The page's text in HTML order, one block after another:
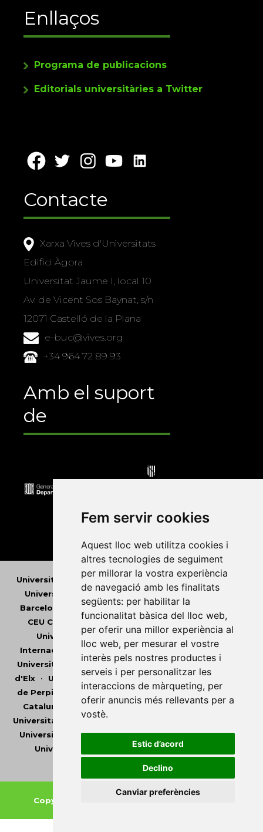
Fem servir cookies
Aquest lloc web utilitza cookies i
altres tecnologies de seguiment
per millorar la vostra experiència
de navegació amb les finalitats
següents: per habilitar la
funcionalitat bàsica del lloc web,
per oferir una millor experiència al
lloc web, per mesurar el vostre
interès pels nostres productes i
serveis i per personalitzar les
interaccions de màrqueting, per
oferir anuncis més rellevants per a
vostè.
Estic d’acord
Declino
Canviar preferències
Enllaços
Programa de publicacions
Editorials universitàries a Twitter
Contacte
Xarxa Vives d'Universitats
Edifici Àgora
Universitat Jaume I, local 10
Av. de Vicent Sos Baynat, s/n
12071 Castelló de la Plana
e-buc@vives.org
+34 964 72 89 93
Amb el suport
de
Universitat Abat Oliba CEU • Universitat d'Alacant
Universitat d'Andorra•Universitat Autònoma de
Barcelona
Universitat de Barcelona •
CEU Cardenal Herrera•Universitat de Girona•
Universitat de les Illes Balears•Universitat
Internacional de Catalunya•Universitat Jaume I
Universitat de Lleida• Universitat Miguel Hernández
d'Elx• Universitat Oberta de Catalunya•Universitat
de Perpinyà Via Domitia• Universitat Politècnica de
Catalunya
Universitat Politècnica de València •
Universitat Pompeu Fabra
Universitat Rovira i Virgili•Universitat de Sàsser•
Universitat de València•Universitat de Vic -
Universitat Central de Catalunya
Copyright © 2026